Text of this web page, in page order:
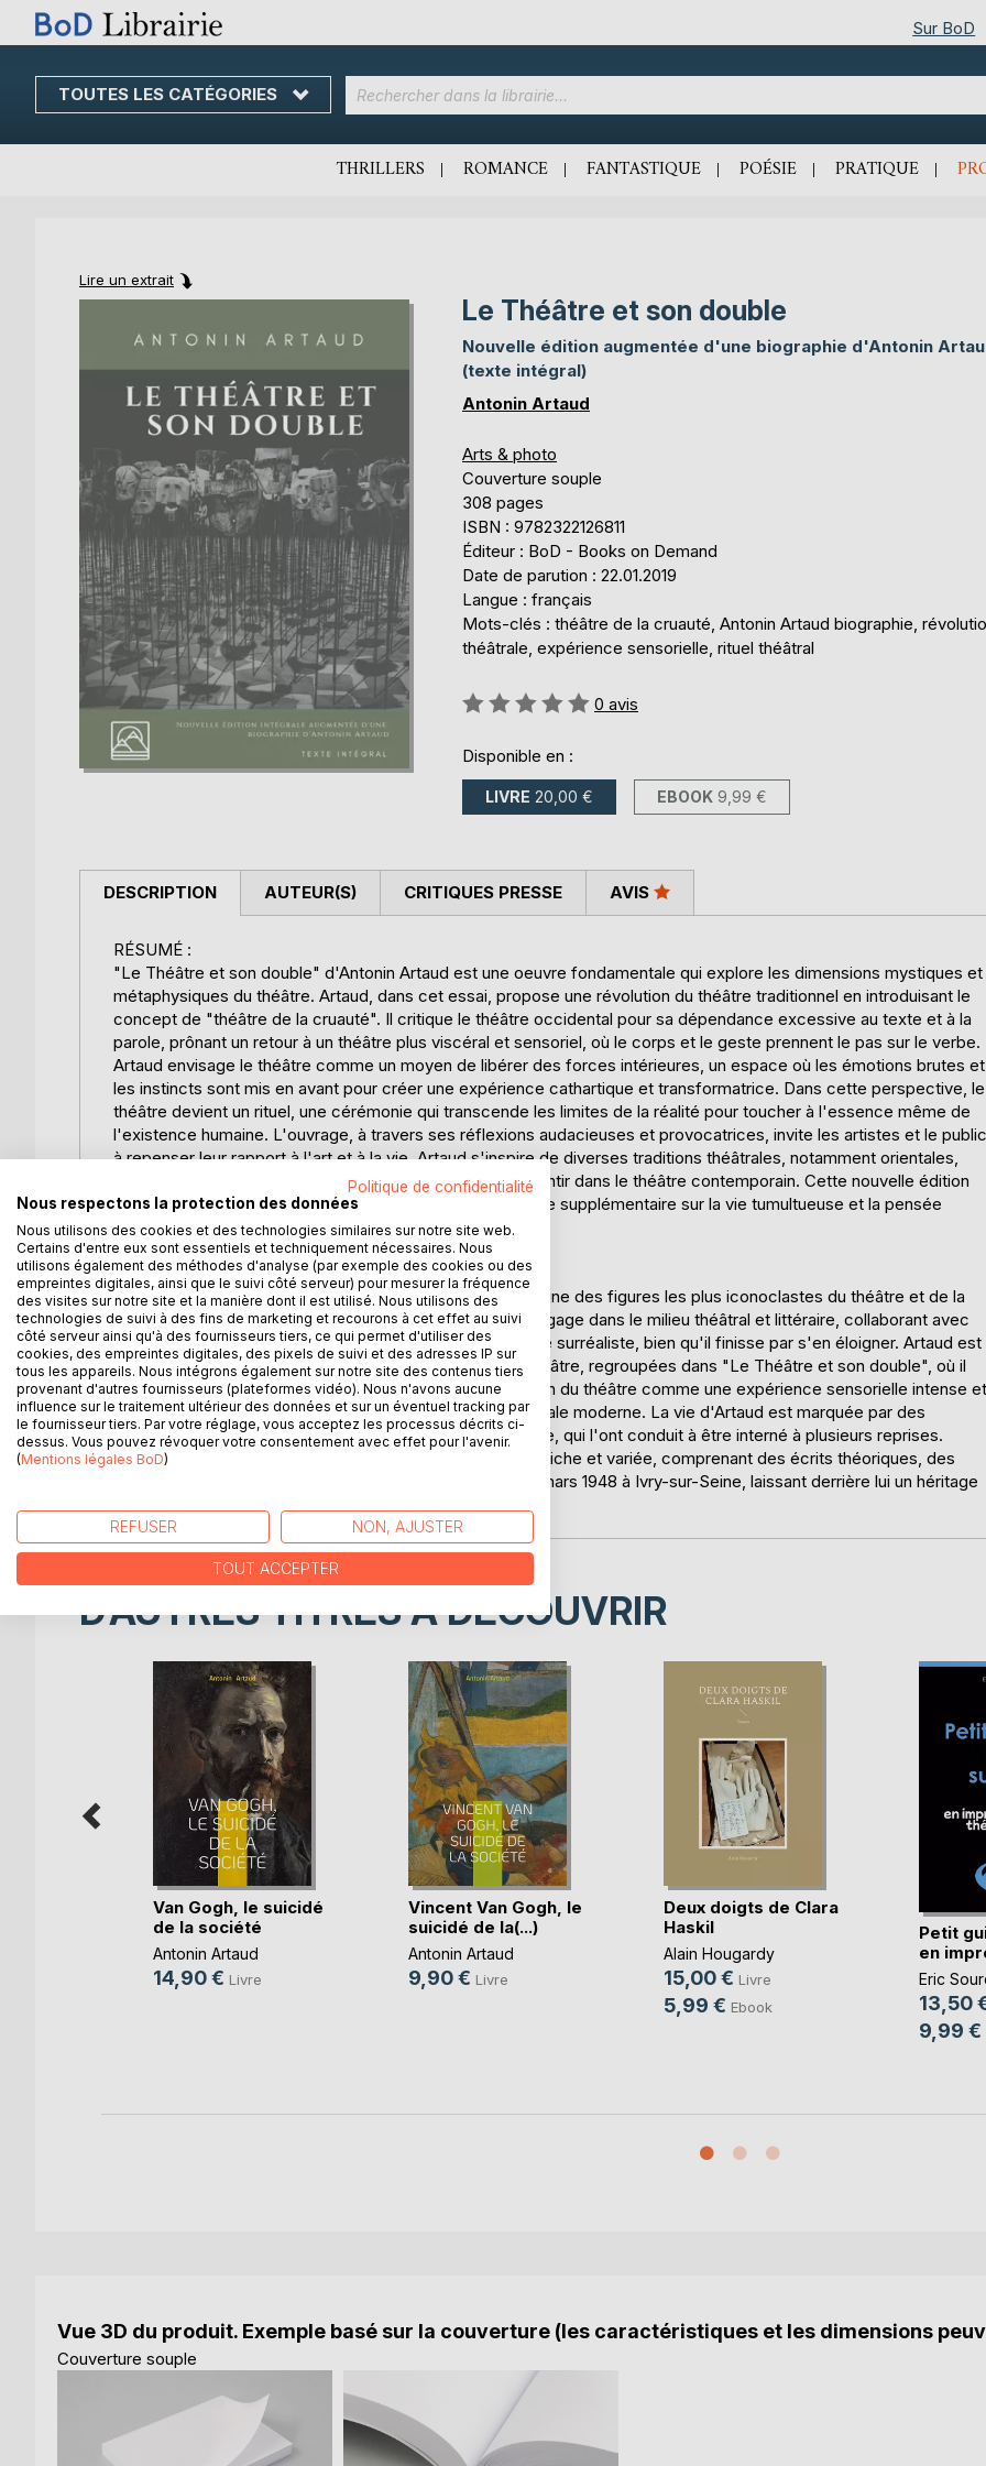
Sur BoD
TOUTES LES CATÉGORIES
Skip
Content
THRILLERS ROMANCE FANTASTIQUE POÉSIE PRATIQUE
Lire un extrait
gallery
gallery
Le Théâtre et son double
Nouvelle édition augmentée d'une biographie d'Antonin
(texte intégral)
Antonin Artaud
Arts & photo
Couverture souple
308 pages
ISBN : 9782322126811
Éditeur : BoD - Books on Demand
Date de parution : 22.01.2019
Langue : français
Mots-clés : théâtre de la cruauté, Antonin Artaud biographie,
théâtrale, expérience sensorielle, rituel théâtral
Évaluation:
0 avis
Disponible en :
LIVRE 20,00 € EBOOK 9,99 €
DESCRIPTION
RÉSUMÉ :
"Le Théâtre et son double" d'Antonin Artaud est une oeuvre fondamentale qui explore les dimensions mystiques et
métaphysiques du théâtre. Artaud, dans cet essai, propose une révolution du théâtre traditionnel en introduisant le
concept de "théâtre de la cruauté". Il critique le théâtre occidental pour sa dépendance excessive au texte et à la
parole, prônant un retour à un théâtre plus viscéral et sensoriel, où le corps et le geste prennent le pas sur le verbe.
Artaud envisage le théâtre comme un moyen de libérer des forces intérieures, un espace où les émotions brutes et
les instincts sont mis en avant pour créer une expérience cathartique et transformatrice. Dans cette perspective, le
théâtre devient un rituel, une cérémonie qui transcende les limites de la réalité pour toucher à l'essence même de
l'existence humaine. L'ouvrage, à travers ses réflexions audacieuses et provocatrices, invite les artistes et le public
à repenser leur rapport à l'art et à la vie. Artaud s'inspire de diverses traditions théâtrales, notamment orientales,
pour illustrer ses idées, et son influence se fait encore sentir dans le théâtre contemporain. Cette nouvelle édition
est enrichie d'une biographie d'Artaud, offrant un éclairage supplémentaire sur la vie tumultueuse et la pensée
radicale de cet artiste visionnaire.
L'AUTEUR :
Antonin Artaud, né le 4 septembre 1896 à Marseille, est l'une des figures les plus iconoclastes du théâtre et de la
littérature du XXe siècle. Après des études à Paris, il s'engage dans le milieu théâtral et littéraire, collaborant avec
des figures majeures telles que André Breton et le groupe surréaliste, bien qu'il finisse par s'en éloigner. Artaud est
surtout connu pour ses théories révolutionnaires sur le théâtre, regroupées dans "Le Théâtre et son double", où il
développe le concept de "théâtre de la cruauté". Sa vision du théâtre comme une expérience sensorielle intense et
transformatrice a profondément influencé la scène théâtrale moderne. La vie d'Artaud est marquée par des
épisodes de souffrance psychologique et de dépendance, qui l'ont conduit à être interné à plusieurs reprises.
Malgré ces épreuves, il continue de produire une oeuvre riche et variée, comprenant des écrits théoriques, des
poèmes, des lettres et des dessins. Artaud décède le 4 mars 1948 à Ivry-sur-Seine, laissant derrière lui un héritage
AUTEUR(S) CRITIQUES PRESSE AVIS
D’AUTRES TITRES À DÉCOUVRIR
Van Gogh, le suicidé
de la société
Antonin Artaud
14,90 € Livre
Vincent Van Gogh, le
suicidé de la(...)
Antonin Artaud
9,90 € Livre
Deux doigts de Clara
Haskil
Alain Hougardy
15,00 € Livre
5,99 € Ebook
Petit
en
Eric
13,50
9,99 €
Vue 3D du produit. Exemple basé sur la couverture (les caractéristiques et les dimensions
Couverture souple
Politique de confidentialité
Nous respectons la protection des données
Nous utilisons des cookies et des technologies similaires sur notre site web.
Certains d'entre eux sont essentiels et techniquement nécessaires. Nous
utilisons également des méthodes d'analyse (par exemple des cookies ou des
empreintes digitales, ainsi que le suivi côté serveur) pour mesurer la fréquence
des visites sur notre site et la manière dont il est utilisé. Nous utilisons des
technologies de suivi à des fins de marketing et recourons à cet effet au suivi
côté serveur ainsi qu'à des fournisseurs tiers, ce qui permet d'utiliser des
cookies, des empreintes digitales, des pixels de suivi et des adresses IP sur
tous les appareils. Nous intégrons également sur notre site des contenus tiers
provenant d'autres fournisseurs (plateformes vidéo). Nous n'avons aucune
influence sur le traitement ultérieur des données et sur un éventuel tracking par
le fournisseur tiers. Par votre réglage, vous acceptez les processus décrits ci-
dessus. Vous pouvez révoquer votre consentement avec effet pour l'avenir.
(Mentions légales BoD)
REFUSER NON, AJUSTER
TOUT ACCEPTER